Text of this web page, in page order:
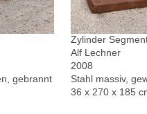
gebrannt
Zylinder
Alf Lechner
2008
Stahl massiv,
36 x 270 x 185